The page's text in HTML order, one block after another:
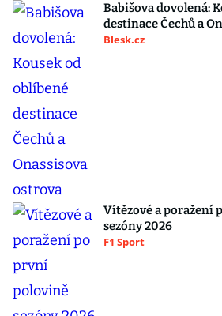
Babišova dovolená:
destinace Čechů a
Blesk.cz
Vítězové a poražení
sezóny 2026
F1 Sport